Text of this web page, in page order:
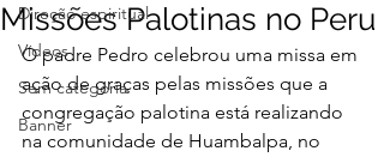
Direção espiritual
Vídeos
Sem categoria
Banner
Missões Palotinas no Peru
O padre Pedro celebrou uma missa em
ação de graças pelas missões que a
congregação palotina está realizando
na comunidade de Huambalpa, no